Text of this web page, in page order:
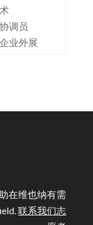
调员
业外展
在维也纳有需
联系我们志